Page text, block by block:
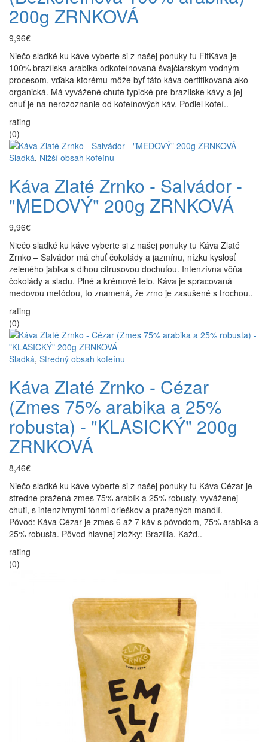
200g ZRNKOVÁ
9,96€
Niečo sladké ku káve vyberte si z našej ponuky tu FitKáva je
100% brazílska arabika odkofeínovaná švajčiarskym vodným
procesom, vďaka ktorému môže byť táto káva certifikovaná ako
organická. Má vyvážené chute typické pre brazílske kávy a jej
chuť je na nerozoznanie od kofeínových káv. Podiel kofeí..
rating
(0)
Sladká, Nižší obsah kofeínu
Káva Zlaté Zrnko - Salvádor -
"MEDOVÝ" 200g ZRNKOVÁ
9,96€
Niečo sladké ku káve vyberte si z našej ponuky tu Káva Zlaté
Zrnko – Salvádor má chuť čokolády a jazmínu, nízku kyslosť
zeleného jablka s dlhou citrusovou dochuťou. Intenzívna vôňa
čokolády a sladu. Plné a krémové telo. Káva je spracovaná
medovou metódou, to znamená, že zrno je zasušené s trochou..
rating
(0)
Sladká, Stredný obsah kofeínu
Káva Zlaté Zrnko - Cézar
(Zmes 75% arabika a 25%
robusta) - "KLASICKÝ" 200g
ZRNKOVÁ
8,46€
Niečo sladké ku káve vyberte si z našej ponuky tu Káva Cézar je
stredne pražená zmes 75% arabík a 25% robusty, vyváženej
chuti, s intenzívnymi tónmi orieškov a pražených mandlí.
Pôvod: Káva Cézar je zmes 6 až 7 káv s pôvodom, 75% arabika a
25% robusta. Pôvod hlavnej zložky: Brazília. Každ..
rating
(0)